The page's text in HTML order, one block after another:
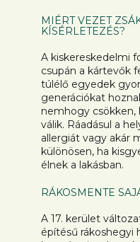
MIÉRT VEZET
KÍSÉRLETEZÉS?
A kiskereskedelmi
csupán a kártevők
túlélő egyedek
generációkat
nemhogy
válik. Ráadásul a
allergiát vagy akár
különösen, ha
élnek a lakásban.
RÁKOSMENTE
A 17. kerület
építésű rákoshegyi